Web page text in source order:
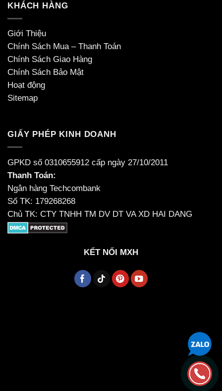
KHÁCH HÀNG
Giới Thiệu
Chính Sách Mua – Thanh Toán
Chính Sách Giao Hàng
Chính Sách Bảo Mật
Hoạt động
Sitemap
GIẤY PHÉP KINH DOANH
GPKD số 0310655912 cấp ngày 27/10/2011
Thanh Toán:
Ngân hàng Techcombank
Số TK: 179268268
Chủ TK: CTY TNHH TM DV DT VA XD HAI DANG
KẾT NỐI MXH